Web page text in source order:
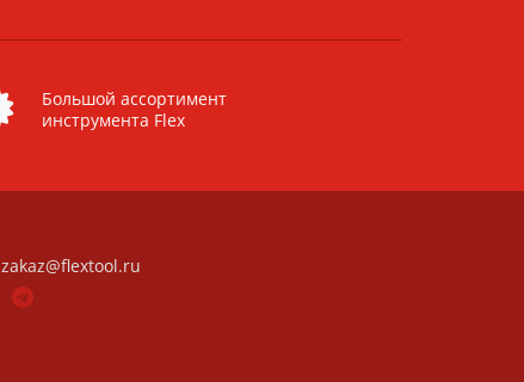
Большой ассортимент
инструмента Flex
zakaz@flextool.ru